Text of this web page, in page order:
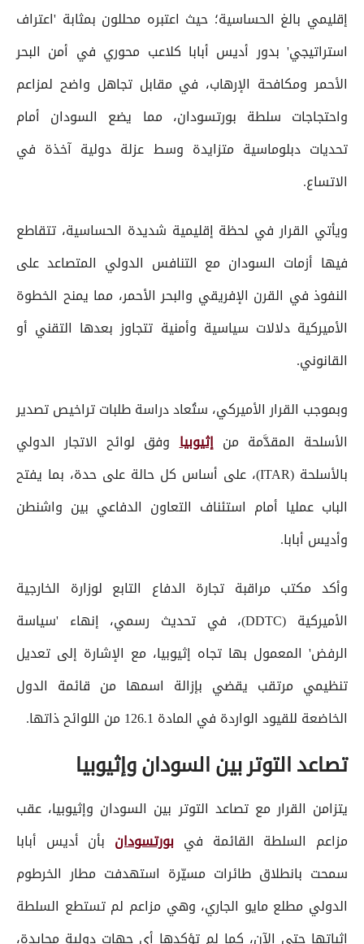
إقليمي بالغ الحساسية؛ حيث اعتبره محللون بمثابة 'اعتراف
استراتيجي' بدور أديس أبابا كلاعب محوري في أمن البحر
الأحمر ومكافحة الإرهاب، في مقابل تجاهل واضح لمزاعم
واحتجاجات سلطة بورتسودان، مما يضع السودان أمام
تحديات دبلوماسية متزايدة وسط عزلة دولية آخذة في
الاتساع.
ويأتي القرار في لحظة إقليمية شديدة الحساسية، تتقاطع
فيها أزمات السودان مع التنافس الدولي المتصاعد على
النفوذ في القرن الإفريقي والبحر الأحمر، مما يمنح الخطوة
الأميركية دلالات سياسية وأمنية تتجاوز بعدها التقني أو
القانوني.
وبموجب القرار الأميركي، ستُعاد دراسة طلبات تراخيص تصدير
الأسلحة المقدَّمة منإثيوبياوفق لوائح الاتجار الدولي
بالأسلحة (ITAR)، على أساس كل حالة على حدة، بما يفتح
الباب عمليا أمام استئناف التعاون الدفاعي بين واشنطن
وأديس أبابا.
وأكد مكتب مراقبة تجارة الدفاع التابع لوزارة الخارجية
الأميركية (DDTC)، في تحديث رسمي، إنهاء 'سياسة
الرفض' المعمول بها تجاه إثيوبيا، مع الإشارة إلى تعديل
تنظيمي مرتقب يقضي بإزالة اسمها من قائمة الدول
الخاضعة للقيود الواردة في المادة 126.1 من اللوائح ذاتها.
تصاعد التوتر بين السودان وإثيوبيا
يتزامن القرار مع تصاعد التوتر بين السودان وإثيوبيا، عقب
مزاعم السلطة القائمة في بورتسودان بأن أديس أبابا
سمحت بانطلاق طائرات مسيّرة استهدفت مطار الخرطوم
الدولي مطلع مايو الجاري، وهي مزاعم لم تستطع السلطة
إثباتها حتى الآن، كما لم تؤكدها أي جهات دولية محايدة،